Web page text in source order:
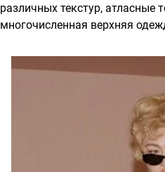
различных текстур,
многочисленная верхняя